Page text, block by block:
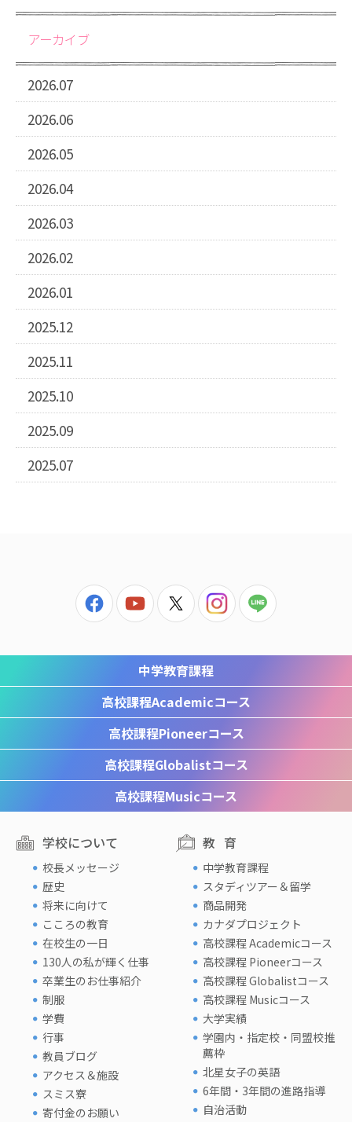
アーカイブ
2026.07
2026.06
2026.05
2026.04
2026.03
2026.02
2026.01
2025.12
2025.11
2025.10
2025.09
2025.07
中学教育課程
高校課程Academicコース
高校課程Pioneerコース
高校課程Globalistコース
高校課程Musicコース
学校について
校長メッセージ
歴史
将来に向けて
こころの教育
在校生の一日
130人の私が輝く仕事
卒業生のお仕事紹介
制服
学費
行事
教員ブログ
アクセス＆施設
スミス寮
寄付金のお願い
教育
中学教育課程
スタディツアー＆留学
商品開発
カナダプロジェクト
高校課程 Academicコース
高校課程 Pioneerコース
高校課程 Globalistコース
高校課程 Musicコース
大学実績
学園内・指定校・同盟校推
薦枠
北星女子の英語
6年間・3年間の進路指導
自治活動